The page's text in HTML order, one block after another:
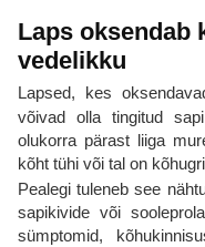
Laps oksendab
vedelikku
Lapsed, kes
võivad olla tingitud
olukorra pärast liiga
kõht tühi või tal on
Pealegi tuleneb see
sapikivide või
sümptomid,